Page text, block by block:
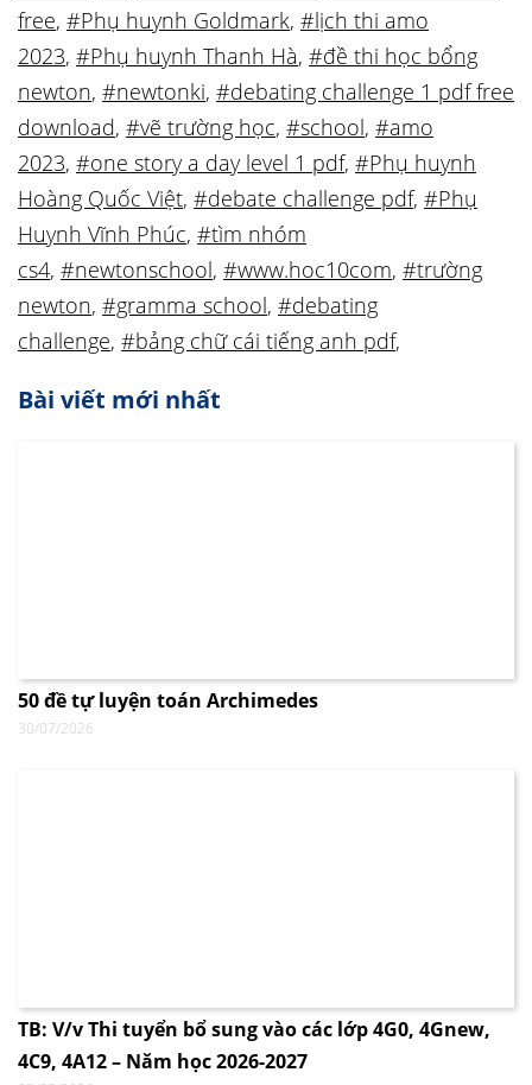
free, #Phụ huynh Goldmark, #lịch thi amo
2023, #Phụ huynh Thanh Hà, #đề thi học bổng
newton, #newtonki, #debating challenge 1 pdf free
download, #vẽ trường học, #school, #amo
2023, #one story a day level 1 pdf, #Phụ huynh
Hoàng Quốc Việt, #debate challenge pdf, #Phụ
Huynh Vĩnh Phúc, #tìm nhóm
cs4, #newtonschool, #www.hoc10com, #trường
newton, #gramma school, #debating
challenge, #bảng chữ cái tiếng anh pdf,
Bài viết mới nhất
50 đề tự luyện toán Archimedes
30/07/2026
TB: V/v Thi tuyển bổ sung vào các lớp 4G0, 4Gnew,
4C9, 4A12 – Năm học 2026-2027